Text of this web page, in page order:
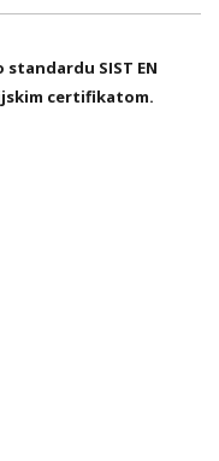
SIST EN
certifikatom.